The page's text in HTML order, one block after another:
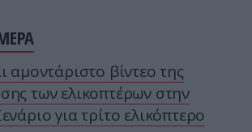
αμοντάριστο βίντεο της
των ελικοπτέρων στην
για τρίτο ελικόπτερο